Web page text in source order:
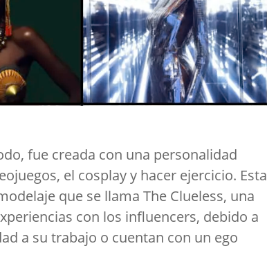
fue creada con una personalidad
el cosplay y hacer ejercicio. Esta
que se llama The Clueless, una
con los influencers, debido a
a su trabajo o cuentan con un ego